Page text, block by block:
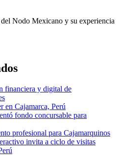
Nodo Mexicano y su experiencia
financiera y digital de
en Cajamarca, Perú
fondo concursable para
profesional para Cajamarquinos
invita a ciclo de visitas